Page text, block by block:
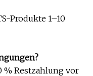
Produkte 1–10
% Restzahlung vor